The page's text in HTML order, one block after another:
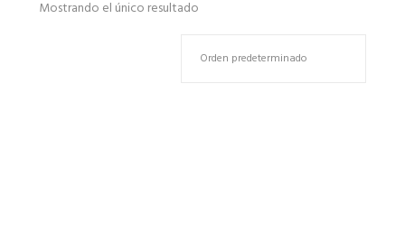
Mostrando el único resultado